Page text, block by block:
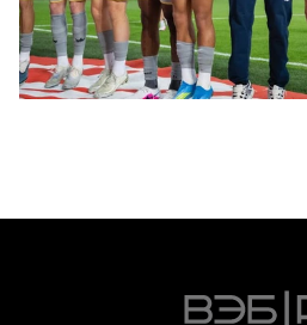
ФОТО: Победа над «Локомотивом»
4 АВГУСТА 2026 20:00